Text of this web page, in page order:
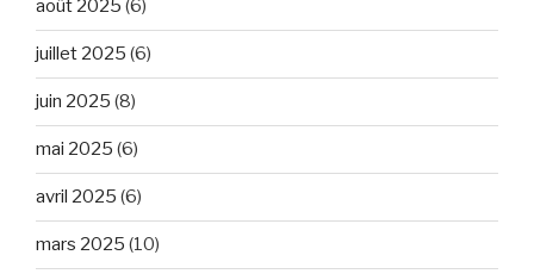
août 2025 (6)
juillet 2025 (6)
juin 2025 (8)
mai 2025 (6)
avril 2025 (6)
mars 2025 (10)